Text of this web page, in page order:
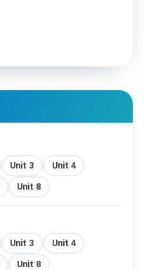
Unit 3
Unit 4
Unit 8
Unit 3
Unit 4
Unit 8